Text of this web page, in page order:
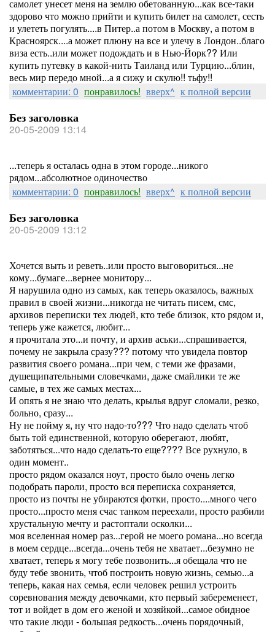
самолет унесет меня на землю обетованную...как все-таки
здорово что можно прийти и купить билет на самолет, сесть
и улететь погулять....в Питер..а потом в Москву, а потом в
Красноярск....а может плюну на все и улечу в Лондон..благо
виза есть..или может подождать и в Нью-Йорк?? Или
купить путевку в какой-нить Таиланд или Турцию...блин,
весь мир передо мной...а я сижу и скулю!! тьфу!!
комментарии: 0 понравилось! вверх^ к полной версии
Без заголовка
20-05-2009 13:14
...теперь я осталась одна в этом городе...никого
рядом...абсолютное одиночество
комментарии: 0 понравилось! вверх^ к полной версии
Без заголовка
20-05-2009 13:12
Хочется выть и реветь..или просто выговориться...не
кому...бумаге...вернее монитору...
Я нарушила одно из самых, как теперь оказалось, важных
правил в своей жизни...никогда не читать писем, смс,
архивов переписки тех людей, кто тебе близок, кто рядом и,
теперь уже кажется, любит...
я прочитала это...и почту, и архив аськи...спрашивается,
почему не закрыла сразу??? потому что увидела повтор
развития своего романа...при чем, с теми же фразами,
душещипательными словечками, даже смайлики те же
самые, в тех же самых местах...
И опять я не знаю что делать, крылья вдруг сломали, резко,
больно, сразу...
Ну не пойму я, ну что надо-то??? Что надо сделать чтоб
быть той единственной, которую оберегают, любят,
заботяться...что надо сделать-то еще???? Все рухнуло, в
один момент..
просто рядом оказался ноут, просто было очень легко
подобрать пароли, просто вся переписка сохраняется,
просто из почты не убираются фотки, просто....много чего
просто...просто меня счас танком переехали, просто разбили
хрустальную мечту и растоптали осколки...
моя вселенная номер раз...герой не моего романа...но всегда
в моем сердце...всегда...очень тебя не хватает...безумно не
хватает, теперь я могу тебе позвонить...я обещала что не
буду тебе звонить, чтоб построить новую жизнь, семью...а
теперь, какая нах семья, если человек решил устроить
соревнования между девочками, кто первый забеременеет,
тот и войдет в дом его женой и хозяйкой...самое обидное
что такие люди - большая редкость...очень порядочный,